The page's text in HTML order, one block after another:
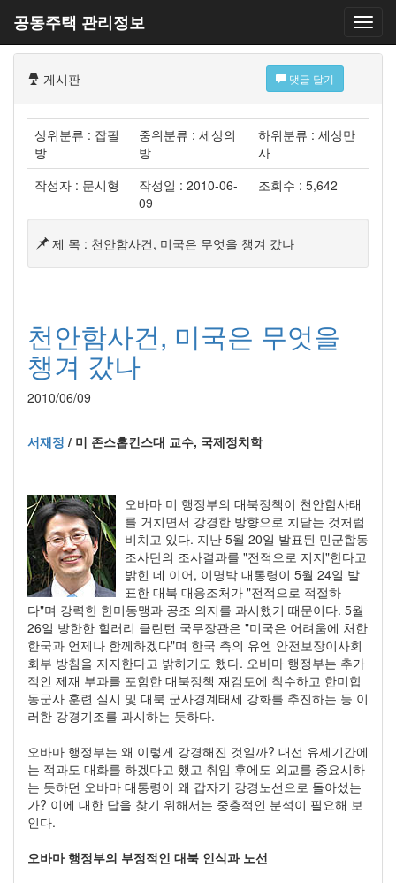
공동주택 관리정보
게시판 댓글 달기
상위분류 : 잡필
방
중위분류 : 세상의
방
하위분류 : 세상만
사
작성자 : 문시형
작성일 : 2010-06-
09
조회수 : 5,642
제 목 : 천안함사건, 미국은 무엇을 챙겨 갔나
천안함사건, 미국은 무엇을
챙겨 갔나
2010/06/09
서재정 / 미 존스홉킨스대 교수, 국제정치학
오바마 미 행정부의 대북정책이 천안함사태
를 거치면서 강경한 방향으로 치닫는 것처럼
비치고 있다. 지난 5월 20일 발표된 민군합동
조사단의 조사결과를 "전적으로 지지"한다고
밝힌 데 이어, 이명박 대통령이 5월 24일 발
표한 대북 대응조처가 "전적으로 적절하
다"며 강력한 한미동맹과 공조 의지를 과시했기 때문이다. 5월
26일 방한한 힐러리 클린턴 국무장관은 "미국은 어려움에 처한
한국과 언제나 함께하겠다"며 한국 측의 유엔 안전보장이사회
회부 방침을 지지한다고 밝히기도 했다. 오바마 행정부는 추가
적인 제재 부과를 포함한 대북정책 재검토에 착수하고 한미합
동군사 훈련 실시 및 대북 군사경계태세 강화를 추진하는 등 이
러한 강경기조를 과시하는 듯하다.
오바마 행정부는 왜 이렇게 강경해진 것일까? 대선 유세기간에
는 적과도 대화를 하겠다고 했고 취임 후에도 외교를 중요시하
는 듯하던 오바마 대통령이 왜 갑자기 강경노선으로 돌아섰는
가? 이에 대한 답을 찾기 위해서는 중층적인 분석이 필요해 보
인다.
오바마 행정부의 부정적인 대북 인식과 노선